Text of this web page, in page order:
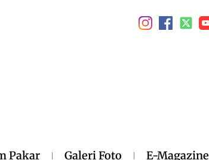
Pakar Galeri Foto E-Magazine